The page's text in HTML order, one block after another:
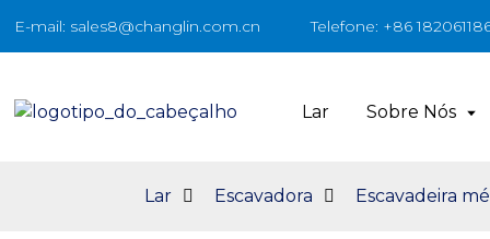
E-mail: sales8@changlin.com.cn Telefone: +86
Lar Sobre Nós
Lar Escavadora Escavadeira